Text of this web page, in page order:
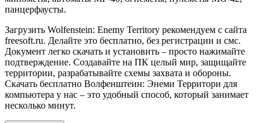
панцерфаусты.
Загрузить Wolfenstein: Enemy Territory рекомендуем с сайта
freesoft.ru. Делайте это бесплатно, без регистрации и смс.
Документ легко скачать и установить – просто нажимайте
подтверждение. Создавайте на ПК целый мир, защищайте
территории, разрабатывайте схемы захвата и обороны.
Скачать бесплатно Волфенштеин: Энеми Территори для
компьютера у нас – это удобный способ, который занимает
несколько минут.